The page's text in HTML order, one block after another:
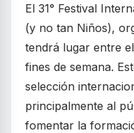
El 31° Festival
(y no tan Niños),
tendrá lugar entre
fines de semana.
selección
principalmente al
fomentar la